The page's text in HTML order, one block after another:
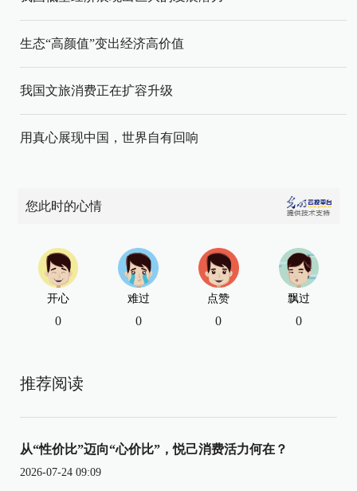
生态“高颜值”变出经济高价值
我国文旅消费正在扩容升级
用真心展现中国，世界自有回响
您此时的心情
开心
0
难过
0
点赞
0
飘过
0
推荐阅读
从“性价比”迈向“心价比”，悦己消费活力何在？
2026-07-24 09:09